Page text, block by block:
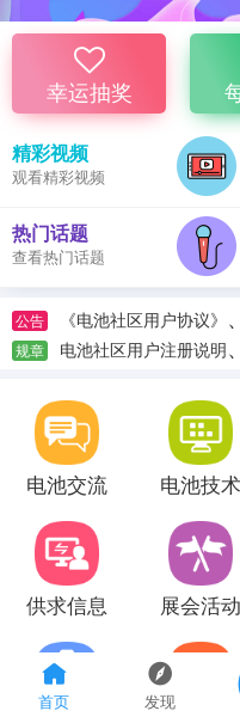
首页 发现
幸运抽奖
精彩视频
观看精彩视频
热门话题
查看热门话题
公告 《电池社区用户协议》
规章 电池社区用户注册说明
电池交流 电池技术
供求信息 展会活动